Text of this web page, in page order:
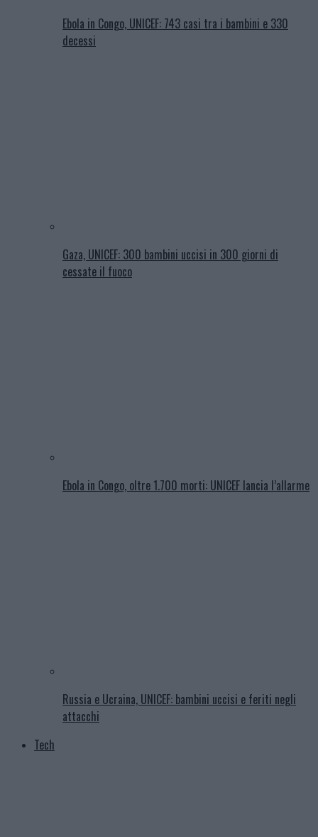
Ebola in Congo, UNICEF: 743 casi tra i bambini e 330
decessi
Gaza, UNICEF: 300 bambini uccisi in 300 giorni di
cessate il fuoco
Ebola in Congo, oltre 1.700 morti: UNICEF lancia l’allarme
Russia e Ucraina, UNICEF: bambini uccisi e feriti negli
attacchi
Tech